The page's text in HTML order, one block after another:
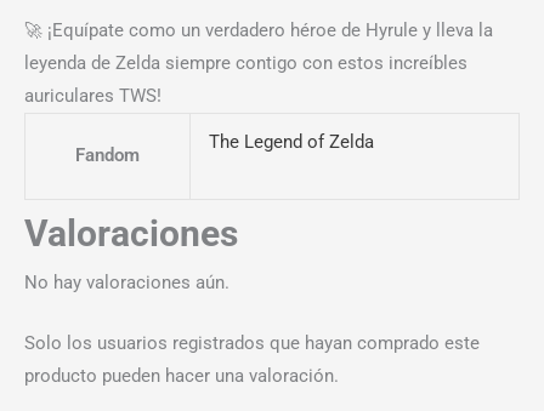
🚀 ¡Equípate como un verdadero héroe de Hyrule y lleva la
leyenda de Zelda siempre contigo con estos increíbles
auriculares TWS!
Fandom
The Legend of Zelda
Valoraciones
No hay valoraciones aún.
Solo los usuarios registrados que hayan comprado este
producto pueden hacer una valoración.